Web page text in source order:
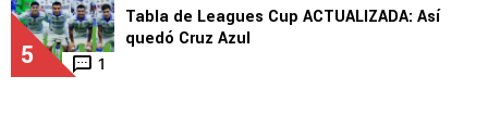
5 1
Tabla de Leagues Cup ACTUALIZADA: Así
quedó Cruz Azul